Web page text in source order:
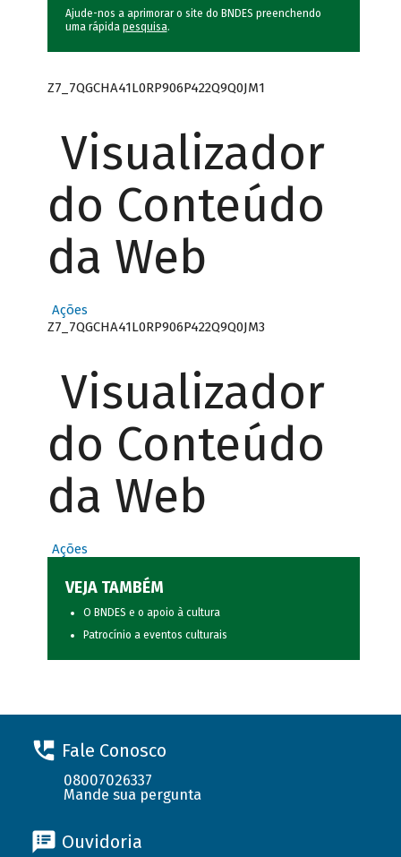
Ajude-nos a aprimorar o site do BNDES preenchendo
uma rápida pesquisa.
Z7_7QGCHA41L0RP906P422Q9Q0JM1
Visualizador
do Conteúdo
da Web
Ações
Z7_7QGCHA41L0RP906P422Q9Q0JM3
Visualizador
do Conteúdo
da Web
Ações
VEJA TAMBÉM
O BNDES e o apoio à cultura
Patrocínio a eventos culturais
Fale Conosco
08007026337
Mande sua pergunta
Ouvidoria